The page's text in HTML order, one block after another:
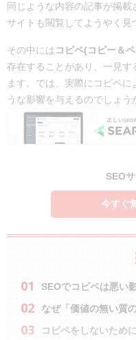
同じような内容の記事が掲
サイトも閲覧してようやく見
その中には コピペ(コピー＆
存在することがあり、一見す
ます。では、実際にコピペ
うな影響を与えるのでしょう
SEO
今すぐ
SEOでコピペは悪い
なぜ「価値の無い質
コピペをしないため